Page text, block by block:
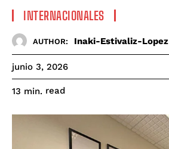
INTERNACIONALES
AUTHOR: Inaki-Estivaliz-Lopez
junio 3, 2026
13 min. read